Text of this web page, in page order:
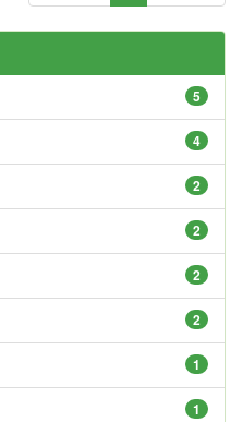
5
4
2
2
2
2
1
1